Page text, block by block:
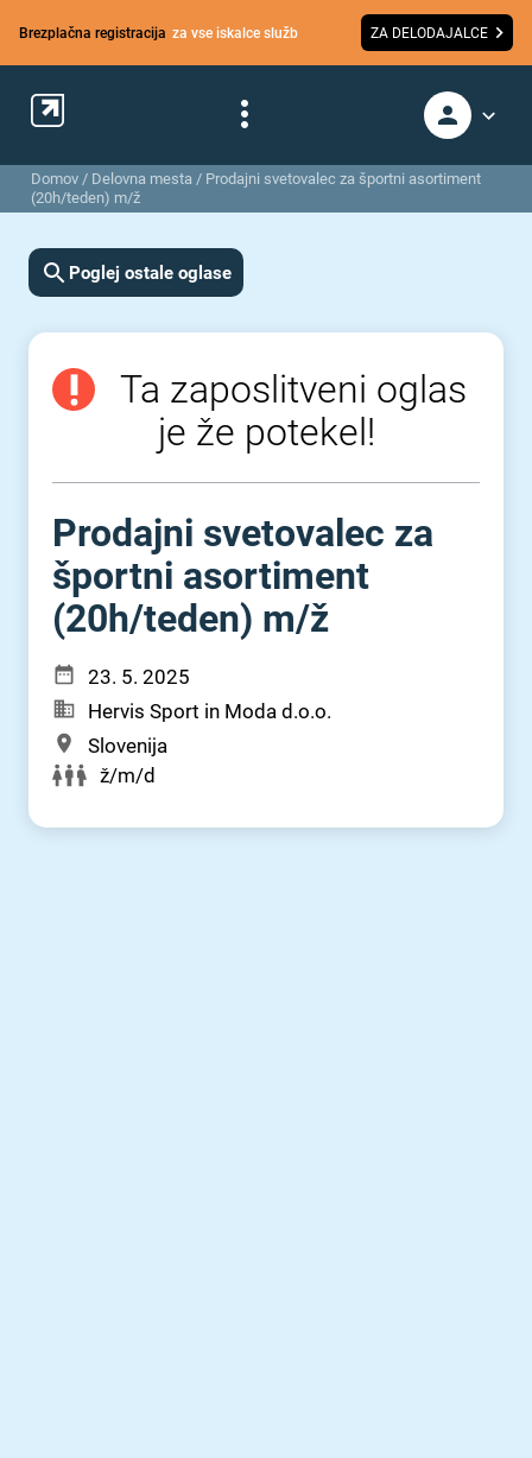
Brezplačna registracija za vse iskalce služb ZA DELODAJALCE
Domov / Delovna mesta / Prodajni svetovalec za športni asortiment
(20h/teden) m/ž
Poglej ostale oglase
Ta zaposlitveni oglas
je že potekel!
Prodajni svetovalec za
športni asortiment
(20h⁠/⁠teden) m⁠/⁠ž
23. 5. 2025
Hervis Sport in Moda d.o.o.
Slovenija
ž/m/d